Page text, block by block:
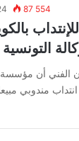
87 554
الفني أن
مندوبي